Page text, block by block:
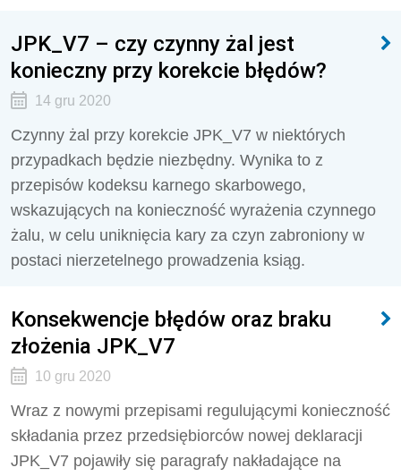
JPK_V7 – czy czynny żal jest
konieczny przy korekcie błędów?
14 gru 2020
Czynny żal przy korekcie JPK_V7 w niektórych
przypadkach będzie niezbędny. Wynika to z
przepisów kodeksu karnego skarbowego,
wskazujących na konieczność wyrażenia czynnego
żalu, w celu uniknięcia kary za czyn zabroniony w
postaci nierzetelnego prowadzenia ksiąg.
Konsekwencje błędów oraz braku
złożenia JPK_V7
10 gru 2020
Wraz z nowymi przepisami regulującymi konieczność
składania przez przedsiębiorców nowej deklaracji
JPK_V7 pojawiły się paragrafy nakładające na